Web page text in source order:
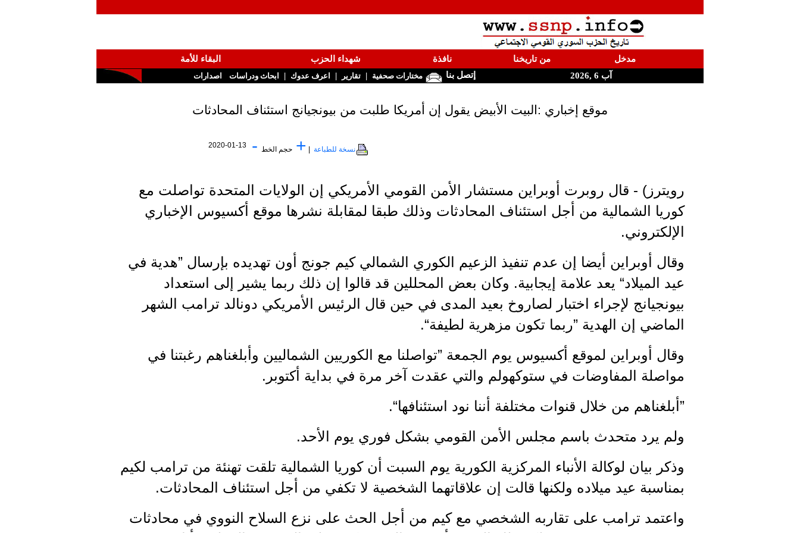
مدخل من تاريخنا نافذة شهداء الحزب
البقاء للأمة
آب 6 ,2026
إتصل بنا مختارات صحفية | تقارير | اعرف عدوك | ابحاث ودراسات اصدارات
موقع إخباري :البيت الأبيض يقول إن أمريكا طلبت من بيونجيانج استئناف المحادثات
نسخة للطباعة + حجم الخط -
2020-01-13
رويترز) - قال روبرت أوبراين مستشار الأمن القومي الأمريكي إن الولايات المتحدة تواصلت مع
كوريا الشمالية من أجل استئناف المحادثات وذلك طبقا لمقابلة نشرها موقع أكسيوس الإخباري
الإلكتروني.
وقال أوبراين أيضا إن عدم‭‭ ‬‬تنفيذ الزعيم الكوري الشمالي كيم جونج أون تهديده بإرسال ”هدية في
عيد الميلاد“ يعد علامة إيجابية. وكان بعض المحللين قد قالوا إن ذلك ربما يشير إلى استعداد
بيونجيانج لإجراء اختبار لصاروخ بعيد المدى في حين قال الرئيس الأمريكي دونالد ترامب الشهر
الماضي إن الهدية ”ربما تكون مزهرية لطيفة“.
وقال أوبراين لموقع أكسيوس يوم الجمعة ”تواصلنا مع الكوريين الشماليين وأبلغناهم رغبتنا في
مواصلة المفاوضات في ستوكهولم والتي عقدت آخر مرة في بداية أكتوبر.
”أبلغناهم من خلال قنوات مختلفة أننا نود استئنافها“.
ولم يرد متحدث باسم مجلس الأمن القومي بشكل فوري يوم الأحد.
وذكر بيان لوكالة الأنباء المركزية الكورية يوم السبت أن كوريا الشمالية تلقت تهنئة من ترامب لكيم
بمناسبة عيد ميلاده ولكنها قالت إن علاقاتهما الشخصية لا تكفي من أجل استئناف المحادثات.
واعتمد ترامب على تقاربه الشخصي مع كيم من أجل الحث على نزع السلاح النووي في محادثات